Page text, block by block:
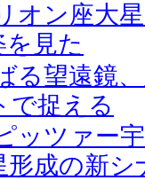
オン座大
見た
る望遠鏡
で捉える
ッツァー
形成の新シ